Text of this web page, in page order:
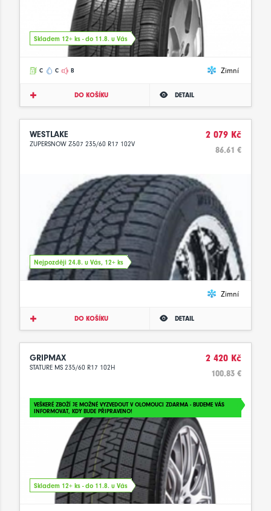
Skladem 12+ ks - do 11.8. u Vás
C C B Zimní
DO KOŠÍKU DETAIL
WESTLAKE
ZUPERSNOW Z-507 235/60 R17 102V
2 079 Kč
86.61 €
Nejpozději 24.8. u Vás, 12+ ks
Zimní
DO KOŠÍKU DETAIL
GRIPMAX
STATURE MS 235/60 R17 102H
2 420 Kč
100.83 €
VEŠKERÉ ZBOŽÍ JE MOŽNÉ VYZVEDOUT V OLOMOUCI ZDARMA - BUDEME VÁS
INFORMOVAT, KDY BUDE PŘIPRAVENO!
Skladem 12+ ks - do 11.8. u Vás